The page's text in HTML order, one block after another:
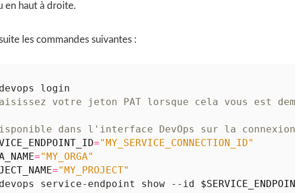
en haut à droite.
les commandes suivantes :
votre jeton PAT lorsque cela vous est
dans l'interface DevOps sur la
="MY_SERVICE_CONNECTION_ID"
="MY_ORGA"
="MY_PROJECT"
service-endpoint show --id